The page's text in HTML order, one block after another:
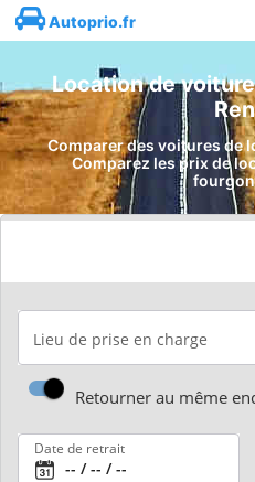
Autoprio.fr
Location de
Comparer des voitures de
Comparez les prix de
Lieu de prise en charge
Retourner au même
Date de retrait